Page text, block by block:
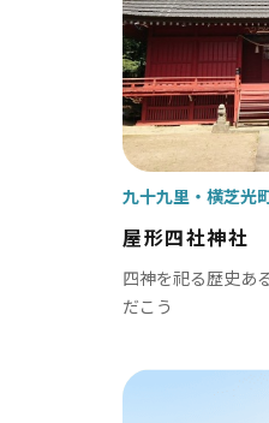
鋸南町
屋形四社神社
四神を祀る歴史あ
だこう
九十九里 横芝光